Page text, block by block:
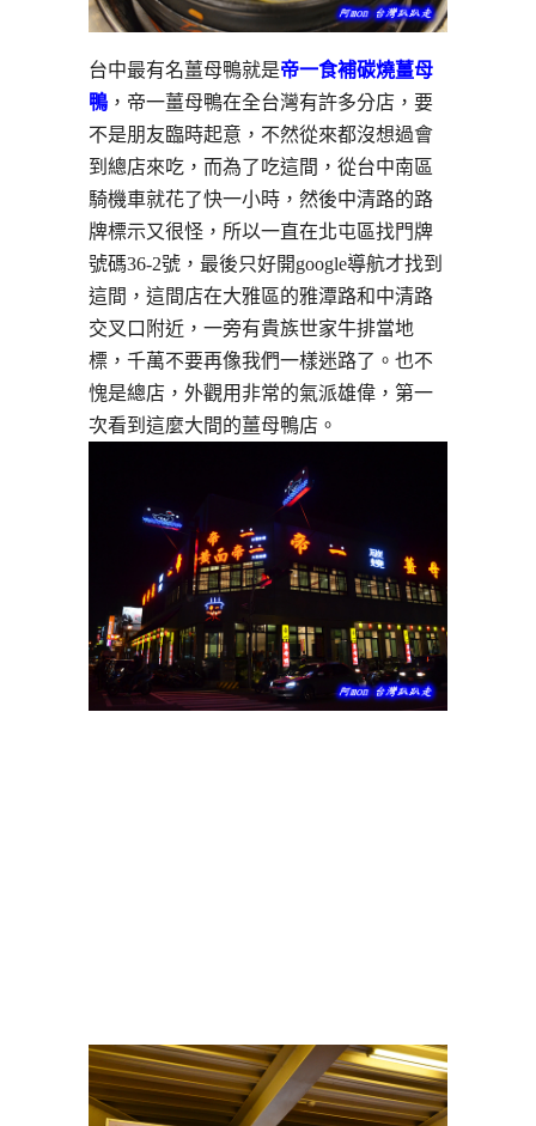
台中最有名薑母鴨就是帝一食補碳燒薑母
鴨 ，帝一薑母鴨在全台灣有許多分店，要
不是朋友臨時起意，不然從來都沒想過會
到總店來吃，而為了吃這間，從台中南區
騎機車就花了快一小時，然後中清路的路
牌標示又很怪，所以一直在北屯區找門牌
號碼36-2號，最後只好開google導航才找到
這間，這間店在大雅區的雅潭路和中清路
交叉口附近，一旁有貴族世家牛排當地
標，千萬不要再像我們一樣迷路了。也不
愧是總店，外觀用非常的氣派雄偉，第一
次看到這麼大間的薑母鴨店。